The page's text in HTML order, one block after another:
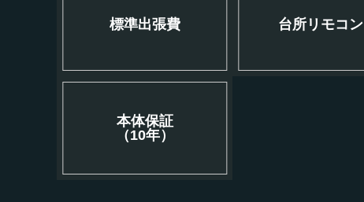
標準出張費 台所リモコン
本体保証
（10年）